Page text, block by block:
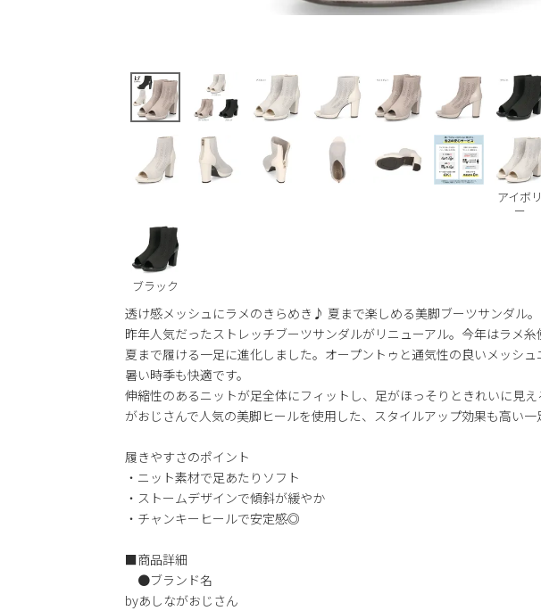
アイボリ
ー
ブラック
透け感メッシュにラメのきらめき♪ 夏まで楽しめる美脚ブーツサンダル。
昨年人気だったストレッチブーツサンダルがリニューアル。今年はラメ
夏まで履ける一足に進化しました。オープントゥと通気性の良いメッシュ
暑い時季も快適です。
伸縮性のあるニットが足全体にフィットし、足がほっそりときれいに見
がおじさんで人気の美脚ヒールを使用した、スタイルアップ効果も高い一
履きやすさのポイント
・ニット素材で足あたりソフト
・ストームデザインで傾斜が緩やか
・チャンキーヒールで安定感◎
■商品詳細
●ブランド名
byあしながおじさん